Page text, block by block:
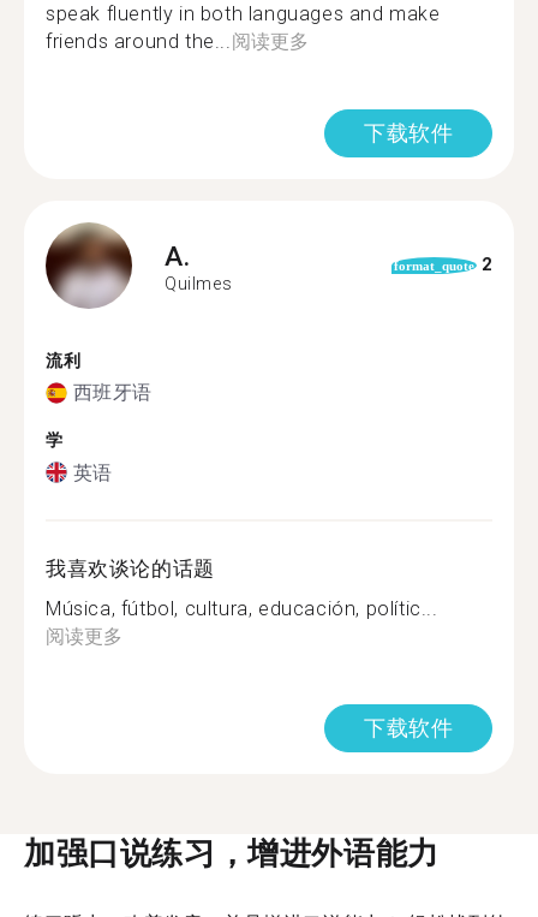
speak fluently in both languages ​​and make
friends around the... 阅读更多
下载软件
A.
Quilmes
format_quote 2
流利
西班牙语
学
英语
我喜欢谈论的话题
Música, fútbol, cultura, educación, polític...
阅读更多
下载软件
加强口说练习，增进外语能力